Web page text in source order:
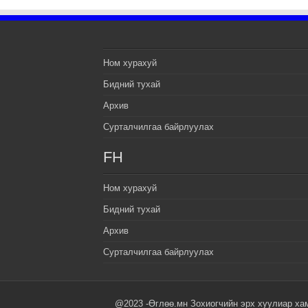
Ном хурахуй
Бидний тухай
Архив
Сурталчилгаа байрлуулах
FH
Ном хурахуй
Бидний тухай
Архив
Сурталчилгаа байрлуулах
@2023 -Өглөө.мн Зохиогчийн эрх хуулиар